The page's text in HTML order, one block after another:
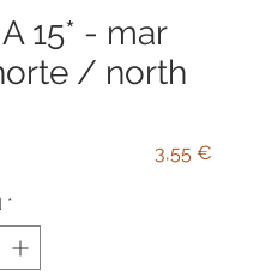
15* - mar
/ north
3,55 €
*